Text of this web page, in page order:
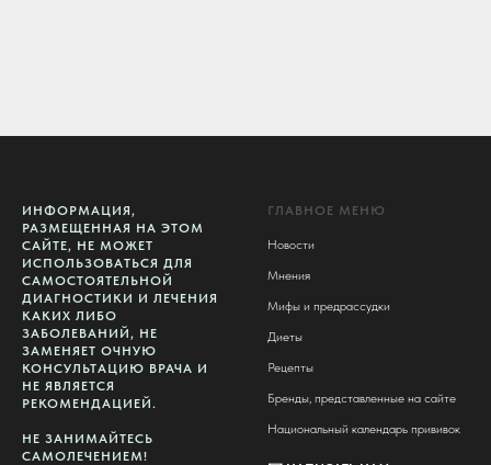
ИНФОРМАЦИЯ,
РАЗМЕЩЕННАЯ НА ЭТОМ
САЙТЕ, НЕ МОЖЕТ
ИСПОЛЬЗОВАТЬСЯ ДЛЯ
САМОСТОЯТЕЛЬНОЙ
ДИАГНОСТИКИ И ЛЕЧЕНИЯ
КАКИХ ЛИБО
ЗАБОЛЕВАНИЙ, НЕ
ЗАМЕНЯЕТ ОЧНУЮ
КОНСУЛЬТАЦИЮ ВРАЧА И
НЕ ЯВЛЯЕТСЯ
РЕКОМЕНДАЦИЕЙ.
НЕ ЗАНИМАЙТЕСЬ
САМОЛЕЧЕНИЕМ!
ГЛАВНОЕ МЕНЮ
Новости
Мнения
Мифы и предрассудки
Диеты
Рецепты
Бренды, представленные на сайте
Национальный календарь прививок